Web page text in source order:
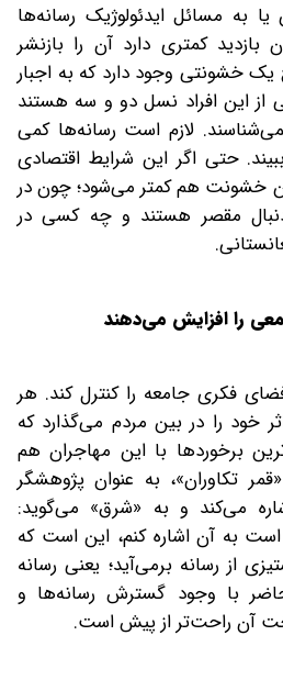
به مسائل ایدئولوژیک رسانه‌ها
کمتری دارد آن را بازنشر
یک خشونتی وجود دارد که به اجبار
از این افراد نسل دو و سه هستند
لازم است رسانه‌ها کمی
حتی اگر این شرایط اقتصادی
خشونت هم کمتر می‌شود؛ چون در
مقصر هستند و چه کسی در
را افزایش می‌دهند
فکری جامعه را کنترل کند. هر
خود را در بین مردم می‌گذارد که
برخوردها با این مهاجران هم
تکاوران»، به عنوان پژوهشگر
می‌کند و به «شرق» می‌گوید:
به آن اشاره کنم، این است که
از رسانه برمی‌آید؛ یعنی رسانه
با وجود گسترش رسانه‌ها و
آن راحت‌تر از پیش است.